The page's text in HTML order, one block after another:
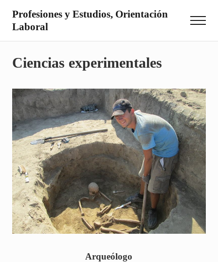
Profesiones y Estudios, Orientación
Laboral
Menu
Ciencias experimentales
Arqueólogo